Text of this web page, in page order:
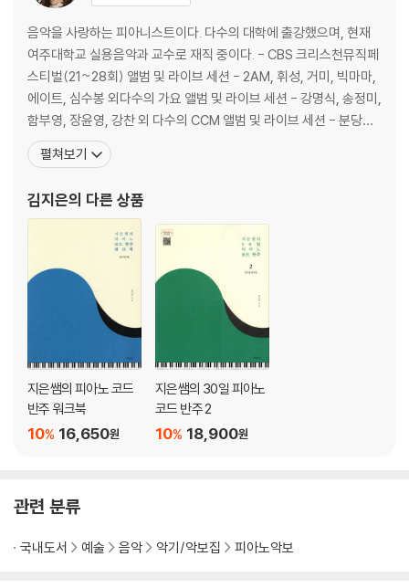
음악을 사랑하는 피아니스트이다. 다수의 대학에 출강했으며, 현재
여주대학교 실용음악과 교수로 재직 중이다. - CBS 크리스천뮤직페
스티벌(21~28회) 앨범 및 라이브 세션 - 2AM, 휘성, 거미, 빅마마,
에이트, 심수봉 외다수의 가요 앨범 및 라이브 세션 - 강명식, 송정미,
함부영, 장윤영, 강찬 외 다수의 CCM 앨범 및 라이브 세션 - 분당우
리교회, 온누리교회, 지구촌교회, 만나교회 예배팀 반주 - tvN, CB
S, CTS 방송 세션, 하우스밴드 - 전) 워십 플로잉 뮤직 디렉터 전) 상
펼쳐보기
김지은의 다른 상품
지은쌤의 피아노 코드
반주 워크북
16,650원
10%
지은쌤의 30일 피아노
코드 반주 2
18,900원
10%
관련 분류
국내도서 예술 음악 악기/악보집 피아노악보